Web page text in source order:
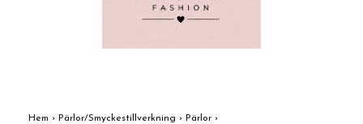
Hem › Pärlor/Smyckestillverkning › Pärlor ›